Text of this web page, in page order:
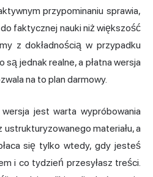
przypominaniu sprawia,
faktycznej nauki niż większość
z dokładnością w przypadku
jednak realne, a płatna wersja
na to plan darmowy.
jest warta wypróbowania
materiału, a
się tylko wtedy, gdy jesteś
i co tydzień przesyłasz treści.